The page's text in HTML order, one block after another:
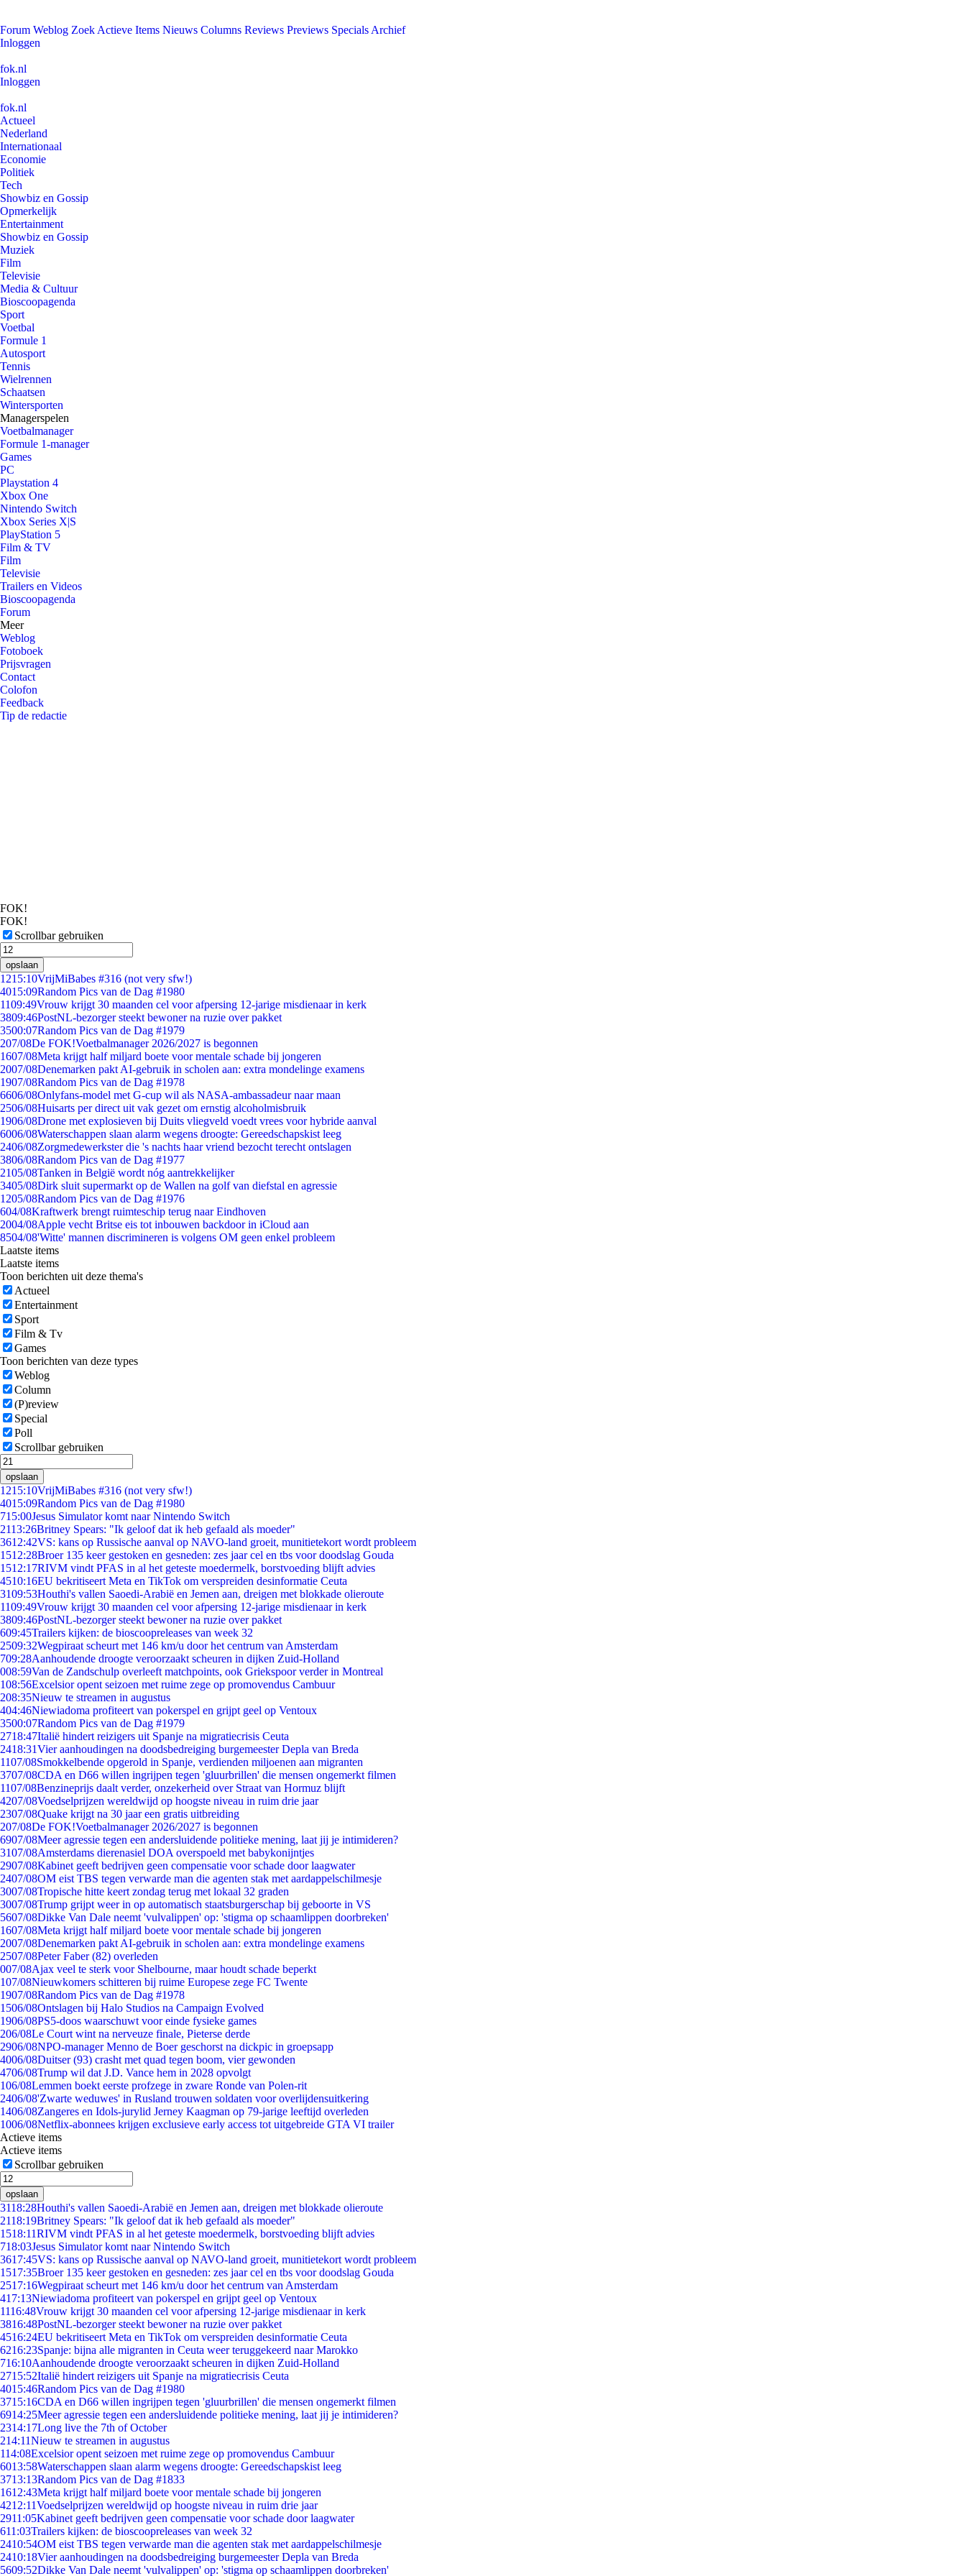
Forum Weblog Zoek Actieve Items Nieuws Columns Reviews Previews Specials Archief
Inloggen
fok.nl
Inloggen
fok.nl
Actueel
Nederland
Internationaal
Economie
Politiek
Tech
Showbiz en Gossip
Opmerkelijk
Entertainment
Showbiz en Gossip
Muziek
Film
Televisie
Media & Cultuur
Bioscoopagenda
Sport
Voetbal
Formule 1
Autosport
Tennis
Wielrennen
Schaatsen
Wintersporten
Managerspelen
Voetbalmanager
Formule 1-manager
Games
PC
Playstation 4
Xbox One
Nintendo Switch
Xbox Series X|S
PlayStation 5
Film & TV
Film
Televisie
Trailers en Videos
Bioscoopagenda
Forum
Meer
Weblog
Fotoboek
Prijsvragen
Contact
Colofon
Feedback
Tip de redactie
FOK!
FOK!
Scrollbar gebruiken
opslaan
1215:10VrijMiBabes #316 (not very sfw!)
4015:09Random Pics van de Dag #1980
1109:49Vrouw krijgt 30 maanden cel voor afpersing 12-jarige misdienaar in kerk
3809:46PostNL-bezorger steekt bewoner na ruzie over pakket
3500:07Random Pics van de Dag #1979
207/08De FOK!Voetbalmanager 2026/2027 is begonnen
1607/08Meta krijgt half miljard boete voor mentale schade bij jongeren
2007/08Denemarken pakt AI-gebruik in scholen aan: extra mondelinge examens
1907/08Random Pics van de Dag #1978
6606/08Onlyfans-model met G-cup wil als NASA-ambassadeur naar maan
2506/08Huisarts per direct uit vak gezet om ernstig alcoholmisbruik
1906/08Drone met explosieven bij Duits vliegveld voedt vrees voor hybride aanval
6006/08Waterschappen slaan alarm wegens droogte: Gereedschapskist leeg
2406/08Zorgmedewerkster die 's nachts haar vriend bezocht terecht ontslagen
3806/08Random Pics van de Dag #1977
2105/08Tanken in België wordt nóg aantrekkelijker
3405/08Dirk sluit supermarkt op de Wallen na golf van diefstal en agressie
1205/08Random Pics van de Dag #1976
604/08Kraftwerk brengt ruimteschip terug naar Eindhoven
2004/08Apple vecht Britse eis tot inbouwen backdoor in iCloud aan
8504/08'Witte' mannen discrimineren is volgens OM geen enkel probleem
Laatste items
Laatste items
Toon berichten uit deze thema's
Actueel
Entertainment
Sport
Film & Tv
Games
Toon berichten van deze types
Weblog
Column
(P)review
Special
Poll
Scrollbar gebruiken
opslaan
1215:10VrijMiBabes #316 (not very sfw!)
4015:09Random Pics van de Dag #1980
715:00Jesus Simulator komt naar Nintendo Switch
2113:26Britney Spears: "Ik geloof dat ik heb gefaald als moeder"
3612:42VS: kans op Russische aanval op NAVO-land groeit, munitietekort wordt probleem
1512:28Broer 135 keer gestoken en gesneden: zes jaar cel en tbs voor doodslag Gouda
1512:17RIVM vindt PFAS in al het geteste moedermelk, borstvoeding blijft advies
4510:16EU bekritiseert Meta en TikTok om verspreiden desinformatie Ceuta
3109:53Houthi's vallen Saoedi-Arabië en Jemen aan, dreigen met blokkade olieroute
1109:49Vrouw krijgt 30 maanden cel voor afpersing 12-jarige misdienaar in kerk
3809:46PostNL-bezorger steekt bewoner na ruzie over pakket
609:45Trailers kijken: de bioscoopreleases van week 32
2509:32Wegpiraat scheurt met 146 km/u door het centrum van Amsterdam
709:28Aanhoudende droogte veroorzaakt scheuren in dijken Zuid-Holland
008:59Van de Zandschulp overleeft matchpoints, ook Griekspoor verder in Montreal
108:56Excelsior opent seizoen met ruime zege op promovendus Cambuur
208:35Nieuw te streamen in augustus
404:46Niewiadoma profiteert van pokerspel en grijpt geel op Ventoux
3500:07Random Pics van de Dag #1979
2718:47Italië hindert reizigers uit Spanje na migratiecrisis Ceuta
2418:31Vier aanhoudingen na doodsbedreiging burgemeester Depla van Breda
1107/08Smokkelbende opgerold in Spanje, verdienden miljoenen aan migranten
3707/08CDA en D66 willen ingrijpen tegen 'gluurbrillen' die mensen ongemerkt filmen
1107/08Benzineprijs daalt verder, onzekerheid over Straat van Hormuz blijft
4207/08Voedselprijzen wereldwijd op hoogste niveau in ruim drie jaar
2307/08Quake krijgt na 30 jaar een gratis uitbreiding
207/08De FOK!Voetbalmanager 2026/2027 is begonnen
6907/08Meer agressie tegen een andersluidende politieke mening, laat jij je intimideren?
3107/08Amsterdams dierenasiel DOA overspoeld met babykonijntjes
2907/08Kabinet geeft bedrijven geen compensatie voor schade door laagwater
2407/08OM eist TBS tegen verwarde man die agenten stak met aardappelschilmesje
3007/08Tropische hitte keert zondag terug met lokaal 32 graden
3007/08Trump grijpt weer in op automatisch staatsburgerschap bij geboorte in VS
5607/08Dikke Van Dale neemt 'vulvalippen' op: 'stigma op schaamlippen doorbreken'
1607/08Meta krijgt half miljard boete voor mentale schade bij jongeren
2007/08Denemarken pakt AI-gebruik in scholen aan: extra mondelinge examens
2507/08Peter Faber (82) overleden
007/08Ajax veel te sterk voor Shelbourne, maar houdt schade beperkt
107/08Nieuwkomers schitteren bij ruime Europese zege FC Twente
1907/08Random Pics van de Dag #1978
1506/08Ontslagen bij Halo Studios na Campaign Evolved
1906/08PS5-doos waarschuwt voor einde fysieke games
206/08Le Court wint na nerveuze finale, Pieterse derde
2906/08NPO-manager Menno de Boer geschorst na dickpic in groepsapp
4006/08Duitser (93) crasht met quad tegen boom, vier gewonden
4706/08Trump wil dat J.D. Vance hem in 2028 opvolgt
106/08Lemmen boekt eerste profzege in zware Ronde van Polen-rit
2406/08'Zwarte weduwes' in Rusland trouwen soldaten voor overlijdensuitkering
1406/08Zangeres en Idols-jurylid Jerney Kaagman op 79-jarige leeftijd overleden
1006/08Netflix-abonnees krijgen exclusieve early access tot uitgebreide GTA VI trailer
Actieve items
Actieve items
Scrollbar gebruiken
opslaan
3118:28Houthi's vallen Saoedi-Arabië en Jemen aan, dreigen met blokkade olieroute
2118:19Britney Spears: "Ik geloof dat ik heb gefaald als moeder"
1518:11RIVM vindt PFAS in al het geteste moedermelk, borstvoeding blijft advies
718:03Jesus Simulator komt naar Nintendo Switch
3617:45VS: kans op Russische aanval op NAVO-land groeit, munitietekort wordt probleem
1517:35Broer 135 keer gestoken en gesneden: zes jaar cel en tbs voor doodslag Gouda
2517:16Wegpiraat scheurt met 146 km/u door het centrum van Amsterdam
417:13Niewiadoma profiteert van pokerspel en grijpt geel op Ventoux
1116:48Vrouw krijgt 30 maanden cel voor afpersing 12-jarige misdienaar in kerk
3816:48PostNL-bezorger steekt bewoner na ruzie over pakket
4516:24EU bekritiseert Meta en TikTok om verspreiden desinformatie Ceuta
6216:23Spanje: bijna alle migranten in Ceuta weer teruggekeerd naar Marokko
716:10Aanhoudende droogte veroorzaakt scheuren in dijken Zuid-Holland
2715:52Italië hindert reizigers uit Spanje na migratiecrisis Ceuta
4015:46Random Pics van de Dag #1980
3715:16CDA en D66 willen ingrijpen tegen 'gluurbrillen' die mensen ongemerkt filmen
6914:25Meer agressie tegen een andersluidende politieke mening, laat jij je intimideren?
2314:17Long live the 7th of October
214:11Nieuw te streamen in augustus
114:08Excelsior opent seizoen met ruime zege op promovendus Cambuur
6013:58Waterschappen slaan alarm wegens droogte: Gereedschapskist leeg
3713:13Random Pics van de Dag #1833
1612:43Meta krijgt half miljard boete voor mentale schade bij jongeren
4212:11Voedselprijzen wereldwijd op hoogste niveau in ruim drie jaar
2911:05Kabinet geeft bedrijven geen compensatie voor schade door laagwater
611:03Trailers kijken: de bioscoopreleases van week 32
2410:54OM eist TBS tegen verwarde man die agenten stak met aardappelschilmesje
2410:18Vier aanhoudingen na doodsbedreiging burgemeester Depla van Breda
5609:52Dikke Van Dale neemt 'vulvalippen' op: 'stigma op schaamlippen doorbreken'